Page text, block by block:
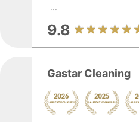
...
9.8
Gastar Cleaning